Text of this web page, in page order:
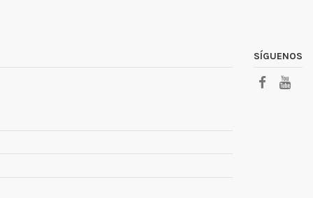
SÍGUENOS